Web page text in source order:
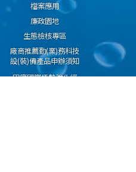
檔案應用
廉政園地
生態檢核專區
廠商推薦勤(業)務科技
設(裝)備產品申辦須知
因應國際情勢強化經